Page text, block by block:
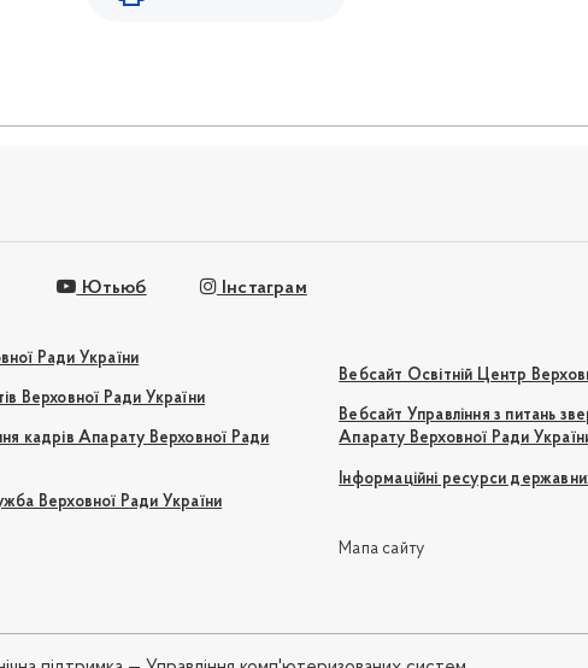
Ютьюб Інстаграм
Ради України
Верховної Ради України
кадрів Апарату Верховної Ради
Верховної Ради України
Вебсайт Освітній Центр
Вебсайт Управління з питань
Апарату Верховної Ради
Інформаційні ресурси
Мапа сайту